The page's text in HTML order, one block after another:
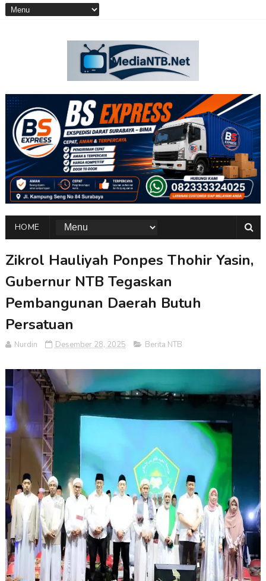
HOME
Zikrol Hauliyah Ponpes Thohir Yasin,
Gubernur NTB Tegaskan
Pembangunan Daerah Butuh
Persatuan
Nurdin Desember 28, 2025 Berita NTB